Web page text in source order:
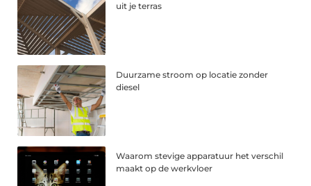
uit je terras
Duurzame stroom op locatie zonder
diesel
Waarom stevige apparatuur het verschil
maakt op de werkvloer